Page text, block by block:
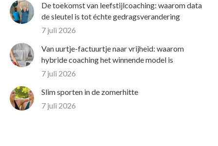
De toekomst van leefstijlcoaching: waarom data
de sleutel is tot échte gedragsverandering
7 juli 2026
Van uurtje-factuurtje naar vrijheid: waarom
hybride coaching het winnende model is
7 juli 2026
Slim sporten in de zomerhitte
7 juli 2026